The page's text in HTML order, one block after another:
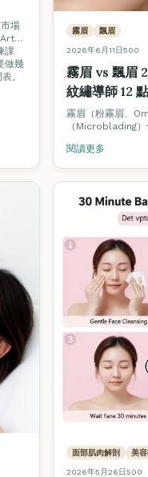
場
課
做幾
。
霧眉 飄眉
2026年6月11日500
霧眉 vs 飄眉
紋繡導師 12
錢）
霧眉（粉霧眉、
（Microblading
質完全不同。Fine
閱讀更多
面部肌肉解剖 美
2026年5月26日500